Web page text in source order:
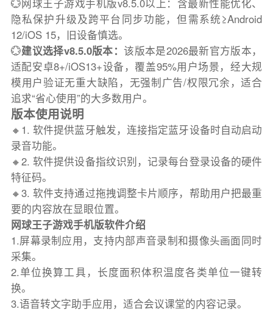
💮网球王子游戏手机版v8.5.0以上：含最新性能优化、
隐私保护升级及跨平台同步功能，但需系统≥Android
12/iOS 15，旧设备慎选。
💮建议选择v8.5.0版本：该版本是2026最新官方版本，
适配安卓8+/iOS13+设备，覆盖95%用户场景，经大规
模用户验证无重大缺陷，无强制广告/权限冗余，适合
追求“省心使用”的大多数用户。
版本使用说明
🔸1. 软件提供蓝牙触发，连接指定蓝牙设备时自动启动
录音功能。
🔸2. 软件提供设备指纹识别，记录每台登录设备的硬件
特征码。
🔸3. 软件支持通过拖拽调整卡片顺序，帮助用户把最重
要的内容放在显眼位置。
网球王子游戏手机版软件介绍
1.屏幕录制应用，支持内部声音录制和摄像头画面同时
采集。
2.单位换算工具，长度面积体积温度各类单位一键转
换。
3.语音转文字助手应用，适合会议课堂的内容记录。